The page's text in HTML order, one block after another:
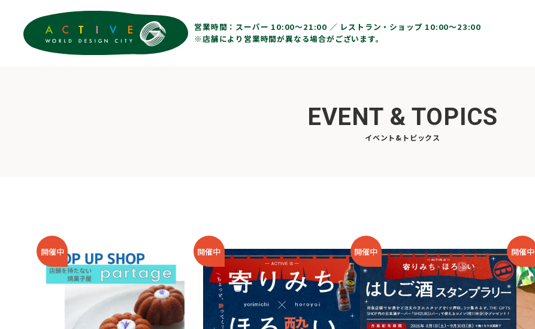
営業時間： スーパー 10:00〜21:00 ／ レストラン・ショップ 10:00～23:00
※店舗により営業時間が異なる場合がございます。
EVENT & TOPICS
イベント&トピックス
開催中 開催中 開催中 開催中